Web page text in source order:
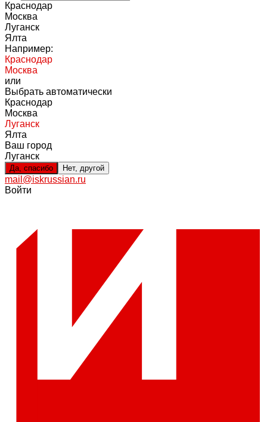
Краснодар
Москва
Луганск
Ялта
Например:
Краснодар
Москва
или
Выбрать автоматически
Краснодар
Москва
Луганск
Ялта
Ваш город
Луганск
Да, спасибо Нет, другой
mail@iskrussian.ru
Войти